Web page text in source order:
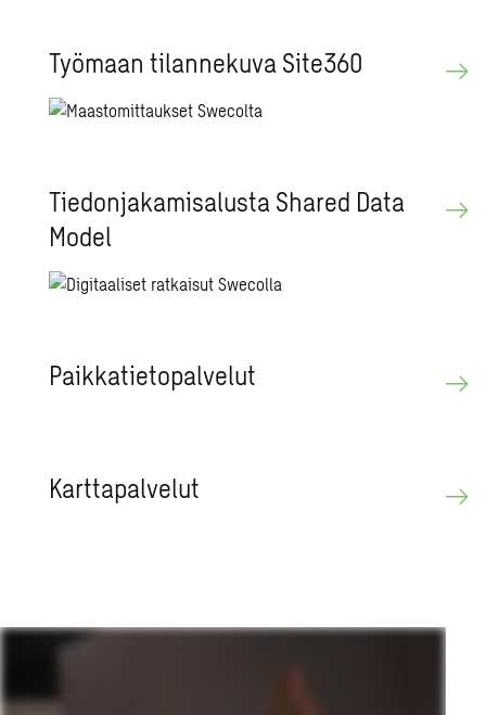
Työ­maan ti­lan­ne­ku­va Si­te360
Tie­don­ja­ka­mi­sa­lus­ta Sha­red Data
Model
Paik­ka­tie­to­pal­ve­lut
Kart­ta­pal­ve­lut